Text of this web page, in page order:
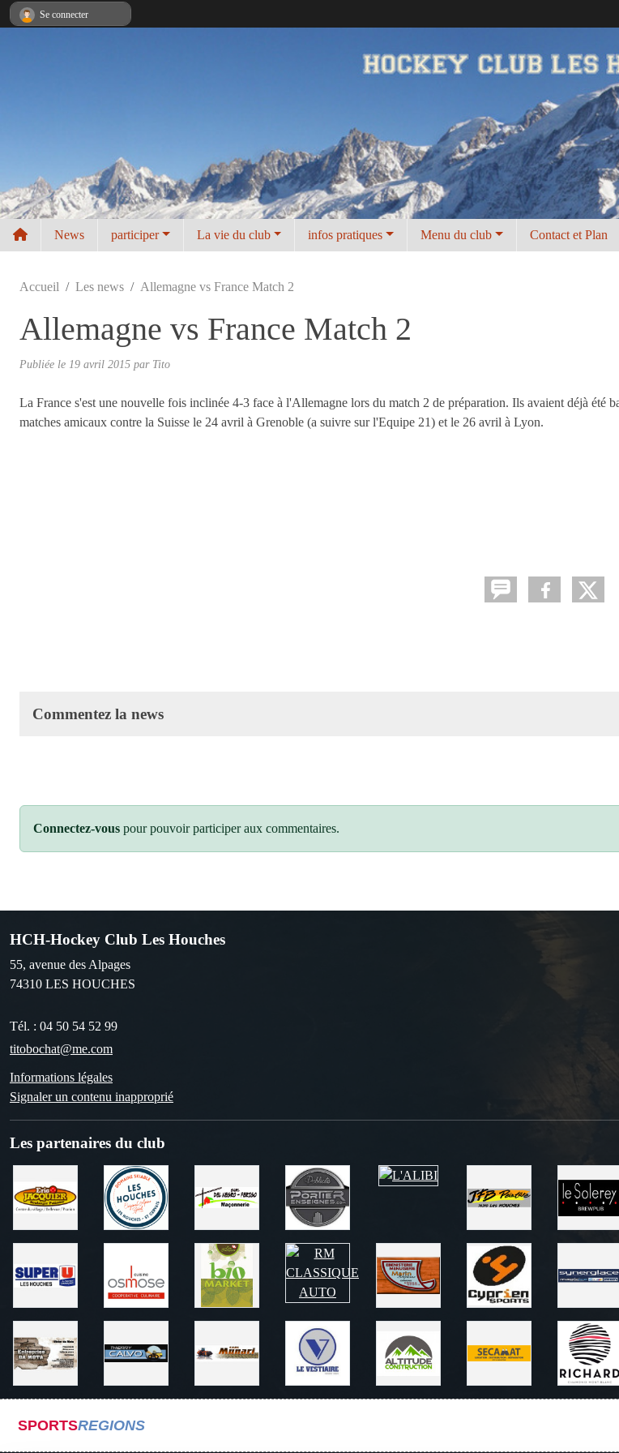
News participer La vie du club infos pratiques Menu du club Contact et Plan
Accueil Les news Allemagne vs France Match 2
Allemagne vs France Match 2
Publiée le 19 avril 2015 par Tito
La France s'est une nouvelle fois inclinée 4-3 face à l'Allemagne lors du match 2 de préparation. Ils avaient déjà été
matches amicaux contre la Suisse le 24 avril à Grenoble (a suivre sur l'Equipe 21) et le 26 avril à Lyon.
Commentez la news
Connectez-vous pour pouvoir participer aux commentaires.
HCH-Hockey Club Les Houches
55, avenue des Alpages
74310 LES HOUCHES
Tél. : 04 50 54 52 99
titobochat@me.com
Informations légales
Signaler un contenu inapproprié
Les partenaires du club
SPORTSREGIONS
Se connecter
Panneau de gestion des cookies